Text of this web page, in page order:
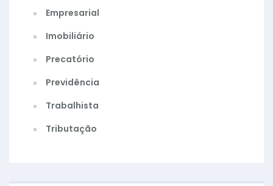
Empresarial
Imobiliário
Precatório
Previdência
Trabalhista
Tributação